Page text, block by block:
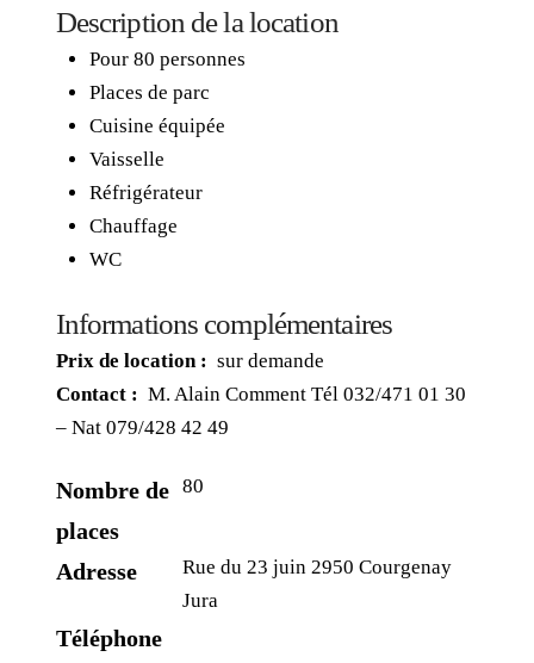
Description de la location
Pour 80 personnes
Places de parc
Cuisine équipée
Vaisselle
Réfrigérateur
Chauffage
WC
Informations complémentaires
Prix de location : sur demande
Contact : M. Alain Comment Tél 032/471 01 30
– Nat 079/428 42 49
Nombre de
places
80
Adresse
Rue du 23 juin 2950 Courgenay
Jura
Téléphone